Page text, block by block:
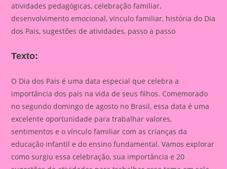
atividades pedagógicas, celebração familiar,
desenvolvimento emocional, vínculo familiar, história do Dia
dos Pais, sugestões de atividades, passo a passo
Texto:
O Dia dos Pais é uma data especial que celebra a
importância dos pais na vida de seus filhos. Comemorado
no segundo domingo de agosto no Brasil, essa data é uma
excelente oportunidade para trabalhar valores,
sentimentos e o vínculo familiar com as crianças da
educação infantil e do ensino fundamental. Vamos explorar
como surgiu essa celebração, sua importância e 20